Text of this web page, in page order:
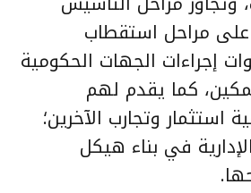
مراحل استقطاب
إجراءات الجهات الحكومية
كما يقدم لهم
وتجارب الآخرين؛
في بناء هيكل